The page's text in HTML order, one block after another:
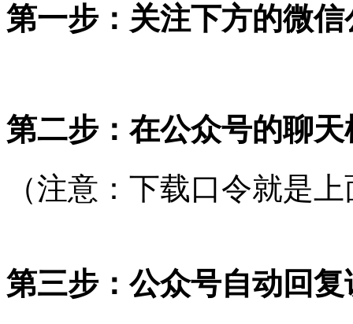
第一步：关注下方的微
第二步：在公众号的聊
（注意：下载口令就是
第三步：公众号自动回